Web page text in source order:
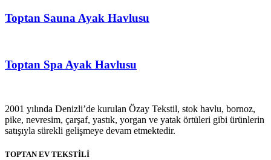
Toptan Sauna Ayak Havlusu
Toptan Spa Ayak Havlusu
2001 yılında Denizli’de kurulan Özay Tekstil, stok havlu, bornoz,
pike, nevresim, çarşaf, yastık, yorgan ve yatak örtüleri gibi ürünlerin
satışıyla sürekli gelişmeye devam etmektedir.
TOPTAN EV TEKSTİLİ